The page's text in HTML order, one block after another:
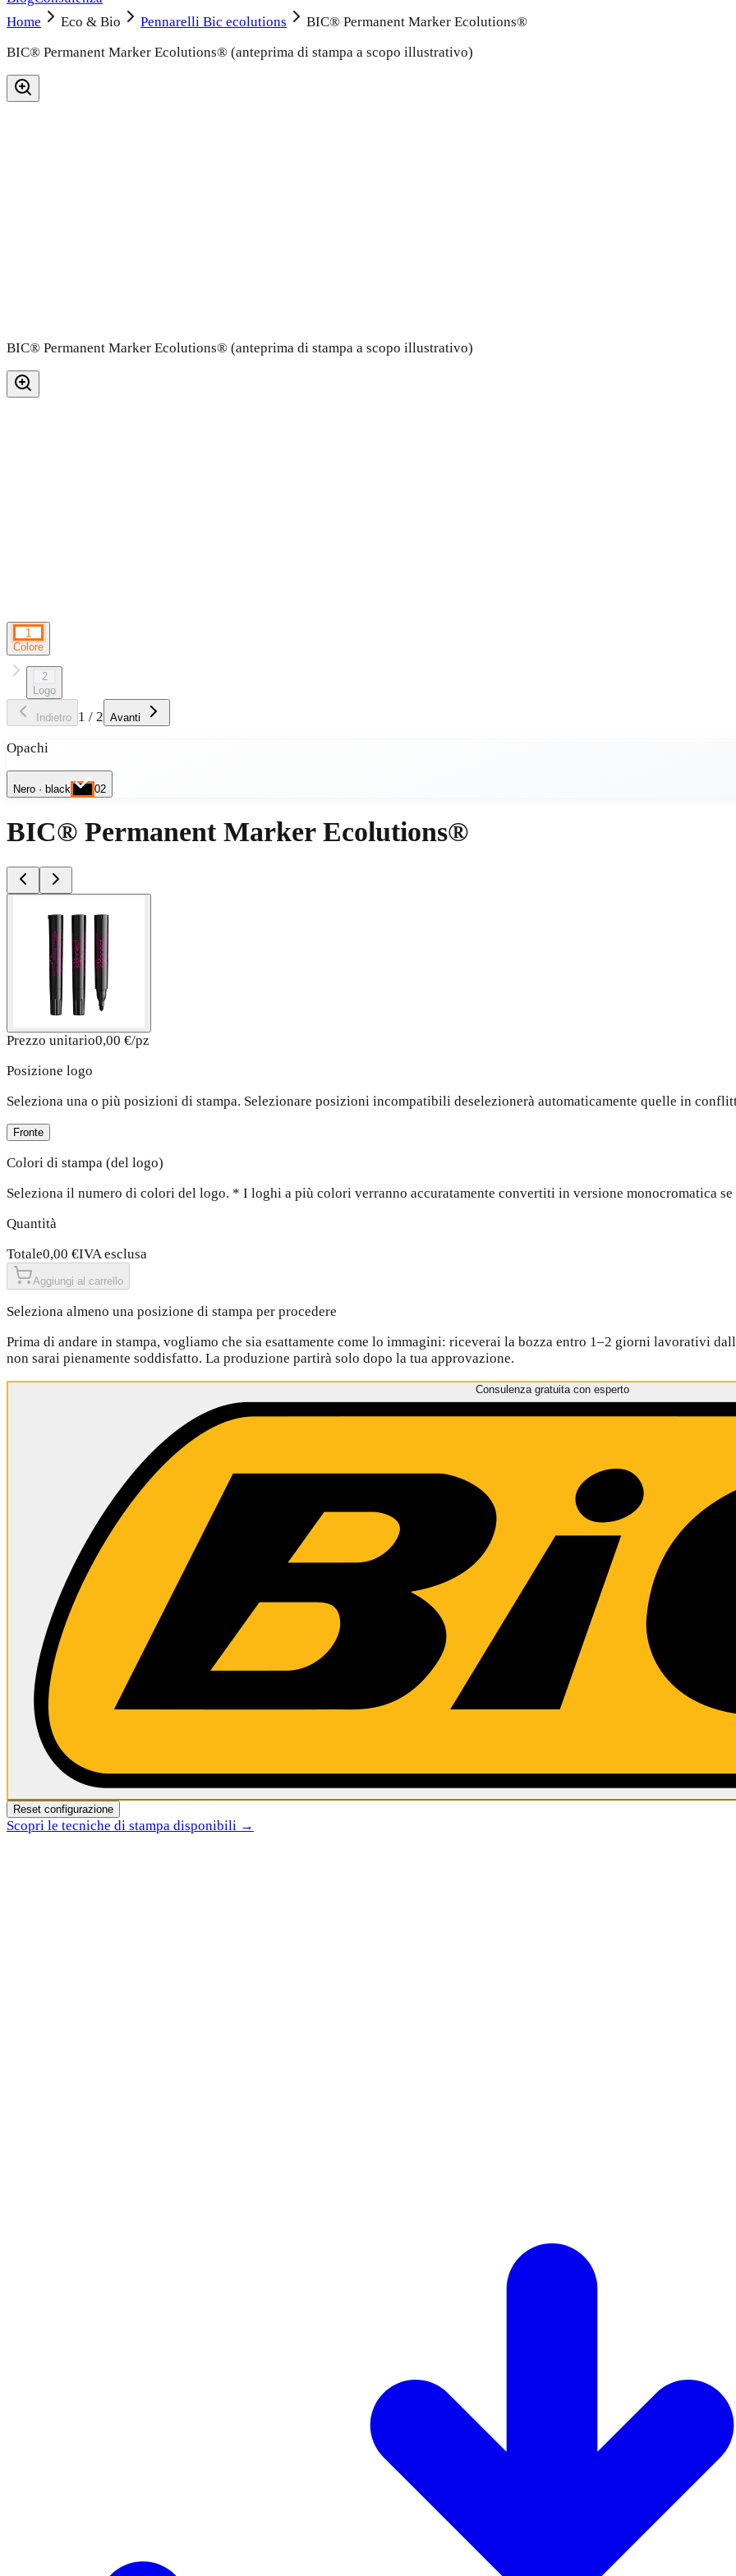
Home
Eco & Bio Pennarelli Bic ecolutions
BIC® Permanent Marker Ecolutions®
BIC® Permanent Marker Ecolutions® (anteprima di stampa a scopo illustrativo)
BIC® Permanent Marker Ecolutions® (anteprima di stampa a scopo illustrativo)
1
Colore
2
Logo
Indietro 1 / 2 Avanti
Opachi
Nero · black 02
BIC® Permanent Marker Ecolutions®
Prezzo unitario0,00 €/pz
Posizione logo
Seleziona una o più posizioni di stampa. Selezionare posizioni incompatibili deselezionerà automaticamente quelle in
Fronte
Colori di stampa (del logo)
Seleziona il numero di colori del logo. * I loghi a più colori verranno accuratamente convertiti in versione monocromatica
Quantità
Totale0,00 €IVA esclusa
Aggiungi al carrello
Seleziona almeno una posizione di stampa per procedere
Prima di andare in stampa, vogliamo che sia esattamente come lo immagini: riceverai la bozza entro 1–2 giorni lavorativi
non sarai pienamente soddisfatto. La produzione partirà solo dopo la tua approvazione.
Consulenza gratuita con esperto
Reset configurazione
Scopri le tecniche di stampa disponibili →